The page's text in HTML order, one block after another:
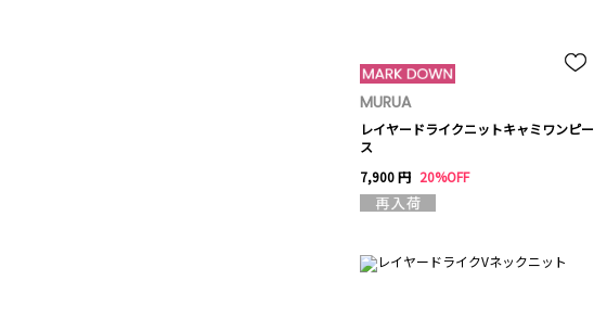
MURUA
レイヤードライクニットキャミワンピー
ス
7,900 円 20%OFF